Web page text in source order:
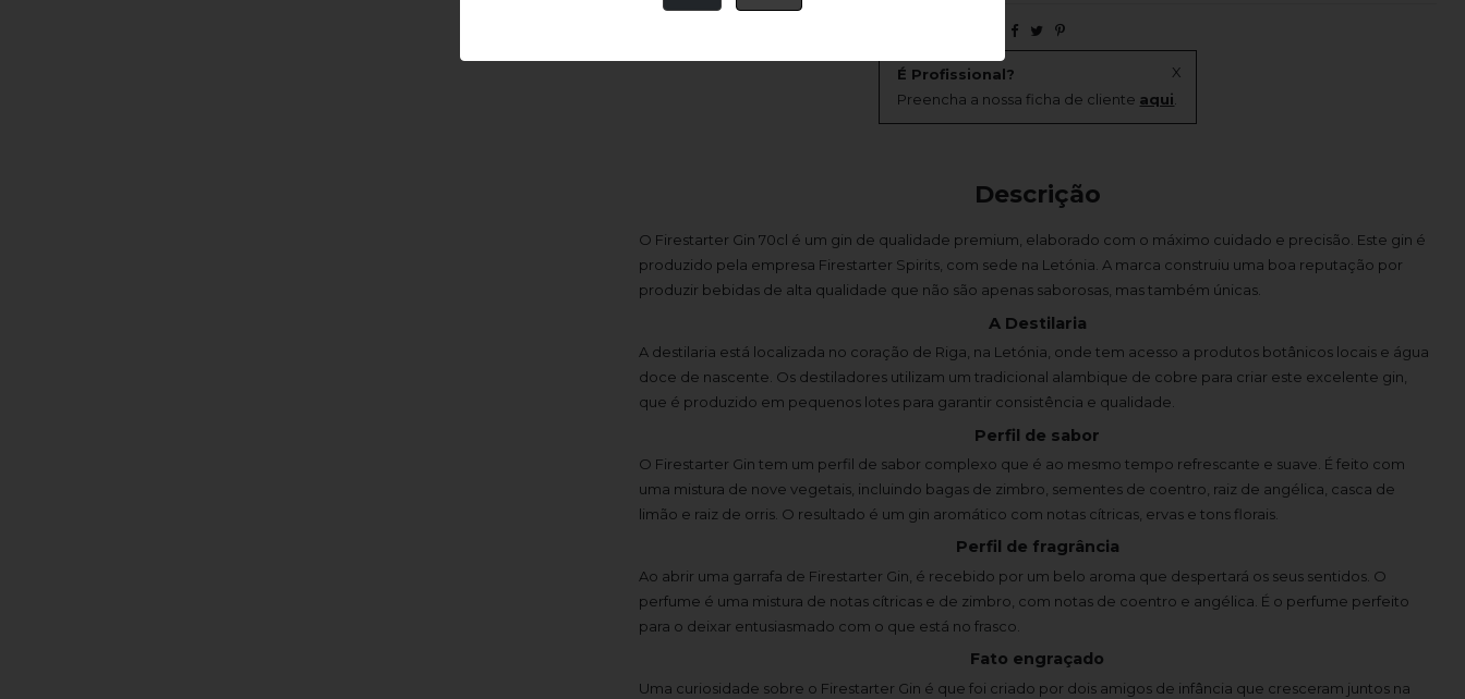
É Profissional?
Preencha a nossa ficha de cliente aqui
X
Descrição
O Firestarter Gin 70cl é um gin de qualidade premium, elaborado com o máximo cuidado e precisão. Este gin é
produzido pela empresa Firestarter Spirits, com sede na Letónia. A marca construiu uma boa reputação por
produzir bebidas de alta qualidade que não são apenas saborosas, mas também únicas.
A Destilaria
A destilaria está localizada no coração de Riga, na Letónia, onde tem acesso a produtos botânicos locais e água
doce de nascente. Os destiladores utilizam um tradicional alambique de cobre para criar este excelente gin,
que é produzido em pequenos lotes para garantir consistência e qualidade.
Perfil de sabor
O Firestarter Gin tem um perfil de sabor complexo que é ao mesmo tempo refrescante e suave. É feito com
uma mistura de nove vegetais, incluindo bagas de zimbro, sementes de coentro, raiz de angélica, casca de
limão e raiz de orris. O resultado é um gin aromático com notas cítricas, ervas e tons florais.
Perfil de fragrância
Ao abrir uma garrafa de Firestarter Gin, é recebido por um belo aroma que despertará os seus sentidos. O
perfume é uma mistura de notas cítricas e de zimbro, com notas de coentro e angélica. É o perfume perfeito
para o deixar entusiasmado com o que está no frasco.
Fato engraçado
Uma curiosidade sobre o Firestarter Gin é que foi criado por dois amigos de infância que cresceram juntos na